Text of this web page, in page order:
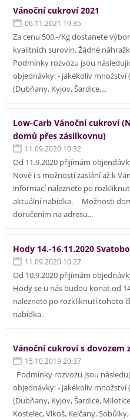
Vánoční cukroví 2021
06.11.2021 19:35
Za cenu 500,-/Kg dostanete
kvalitních surovin. Žádné
Podmínky rozvozu jsou
objednávky: - jakékoliv množství
(Dubňany, Kyjov, Šardice,...
Low-Carb Vánoční cukroví
domů přes zásilkovnu)
11.09.2020 10:32
Od 11.9.2020 přijímám
Nově i s možností zaslání až k
informací naleznete po
aktuální nabídka. Možnosti
doručením na adresu...
Hody 14.-16.11.2020
11.09.2020 10:27
Od 10.9.2020 přijímám
Hody se u nás budou konat od
naleznete po rozkliknutí tohoto
nabídka.
Vánoční cukroví s dovozem
15.10.2019 20:37
Podmínky rozvozu jsou
objednávky: - jakékoliv množství
(Dubňany, Kyjov, Šardice,
Kostelec, Vlkoš, Kelčany,